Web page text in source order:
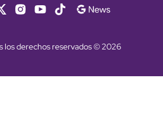
los derechos reservados © 2026